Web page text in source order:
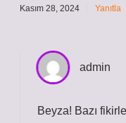
Kasım 28, 2024 Yanıtla
admin
Beyza! Bazı